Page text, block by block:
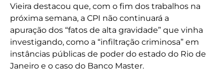
Vieira destacou que, com o fim dos trabalhos na
próxima semana, a CPI não continuará a
apuração dos “fatos de alta gravidade” que vinha
investigando, como a “infiltração criminosa” em
instâncias públicas de poder do estado do Rio de
Janeiro e o caso do Banco Master.